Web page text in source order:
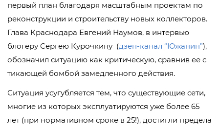
первый план благодаря масштабным проектам по
реконструкции и строительству новых коллекторов.
Глава Краснодара Евгений Наумов, в интервью
блогеру Сергею Курочкину (дзен-канал “Южанин”),
обозначил ситуацию как критическую, сравнив ее с
тикающей бомбой замедленного действия.
Ситуация усугубляется тем, что существующие сети,
многие из которых эксплуатируются уже более 65
лет (при нормативном сроке в 25!), достигли предела